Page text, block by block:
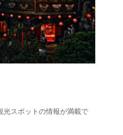
光スポットの情報が満載で